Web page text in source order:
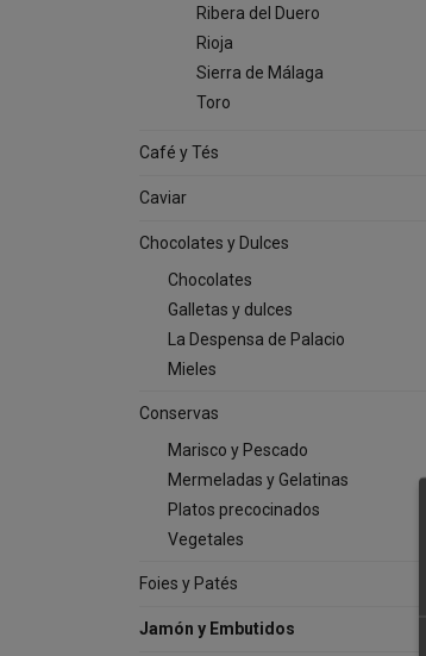
Ribera del Duero
Rioja
Sierra de Málaga
Toro
Café y Tés
Caviar
Chocolates y Dulces
Chocolates
Galletas y dulces
La Despensa de Palacio
Mieles
Conservas
Marisco y Pescado
Mermeladas y Gelatinas
Platos precocinados
Vegetales
Foies y Patés
Jamón y Embutidos